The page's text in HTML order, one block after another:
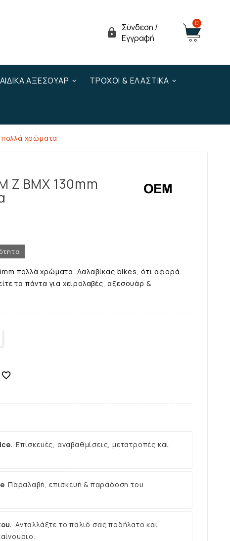
 Σύνδεση /
Εγγραφή
0
ΑΞΕΣΟΥΆΡ ΤΡΟΧΟΊ & ΕΛΑΣΤΙΚΆ
πολλά χρώματα
Z BMX 130mm
πολλά χρώματα. Δαλαβίκας bikes, ότι αφορά
τα πάντα για χειρολαβές, αξεσουάρ &

Επισκευές, αναβαθμίσεις, μετατροπές και
Παραλαβή, επισκευή & παράδοση του
Ανταλλάξτε το παλιό σας ποδήλατο και